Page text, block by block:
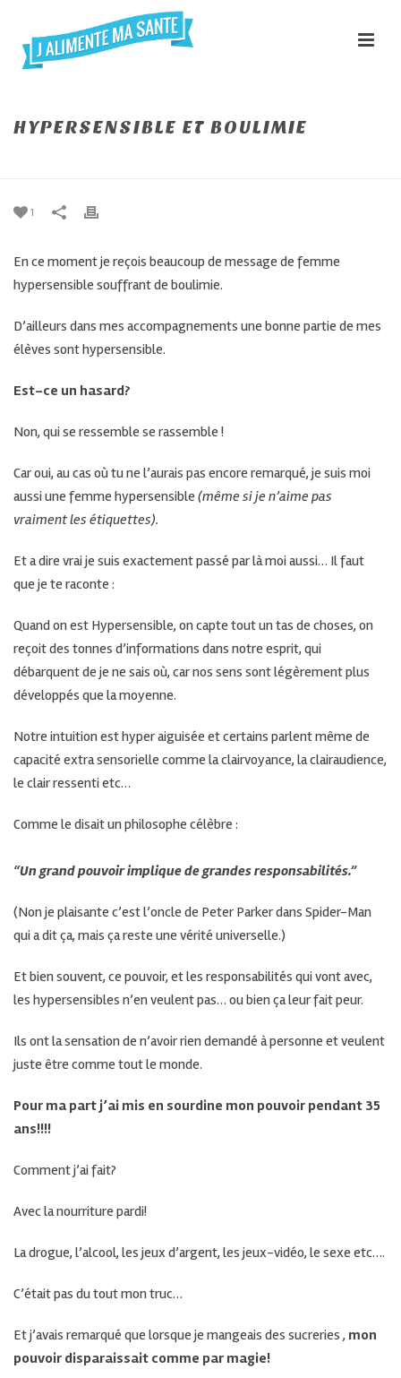
HYPERSENSIBLE ET BOULIMIE
1
En ce moment je reçois beaucoup de message de femme
hypersensible souffrant de boulimie.
D’ailleurs dans mes accompagnements une bonne partie de mes
élèves sont hypersensible.
Est-ce un hasard?
Non, qui se ressemble se rassemble !
Car oui, au cas où tu ne l’aurais pas encore remarqué, je suis moi
aussi une femme hypersensible (même si je n’aime pas
vraiment les étiquettes).
Et a dire vrai je suis exactement passé par là moi aussi… Il faut
que je te raconte :
Quand on est Hypersensible, on capte tout un tas de choses, on
reçoit des tonnes d’informations dans notre esprit, qui
débarquent de je ne sais où, car nos sens sont légèrement plus
développés que la moyenne.
Notre intuition est hyper aiguisée et certains parlent même de
capacité extra sensorielle comme la clairvoyance, la clairaudience,
le clair ressenti etc…
Comme le disait un philosophe célèbre :
“Un grand pouvoir implique de grandes responsabilités.”
(Non je plaisante c’est l’oncle de Peter Parker dans Spider-Man
qui a dit ça, mais ça reste une vérité universelle.)
Et bien souvent, ce pouvoir, et les responsabilités qui vont avec,
les hypersensibles n’en veulent pas… ou bien ça leur fait peur.
Ils ont la sensation de n’avoir rien demandé à personne et veulent
juste être comme tout le monde.
Pour ma part j’ai mis en sourdine mon pouvoir pendant 35
ans!!!!
Comment j’ai fait?
Avec la nourriture pardi!
La drogue, l’alcool, les jeux d’argent, les jeux-vidéo, le sexe etc….
C’était pas du tout mon truc…
Et j’avais remarqué que lorsque je mangeais des sucreries , mon
pouvoir disparaissait comme par magie!